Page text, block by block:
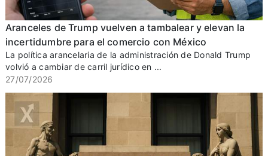
Aranceles de Trump vuelven a tambalear y elevan la
incertidumbre para el comercio con México
La política arancelaria de la administración de Donald Trump
volvió a cambiar de carril jurídico en ...
27/07/2026